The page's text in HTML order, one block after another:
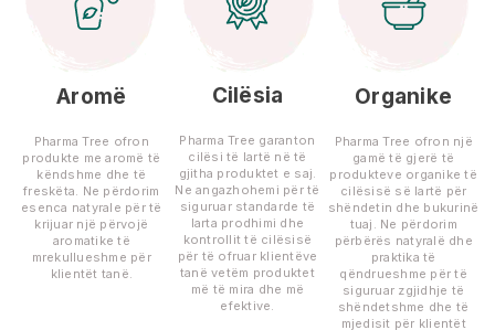
Aromë
Pharma Tree ofron
produkte me aromë të
këndshme dhe të
freskëta. Ne përdorim
esenca natyrale për të
krijuar një përvojë
aromatike të
mrekullueshme për
klientët tanë.
Cilësia
Pharma Tree garanton
cilësi të lartë në të
gjitha produktet e saj.
Ne angazhohemi për të
siguruar standarde të
larta prodhimi dhe
kontrollit të cilësisë
për të ofruar klientëve
tanë vetëm produktet
më të mira dhe më
efektive.
Organike
Pharma Tree ofron një
gamë të gjerë të
produkteve organike të
cilësisë së lartë për
shëndetin dhe bukurinë
tuaj. Ne përdorim
përbërës natyralë dhe
praktika të
qëndrueshme për të
siguruar zgjidhje të
shëndetshme dhe të
mjedisit për klientët